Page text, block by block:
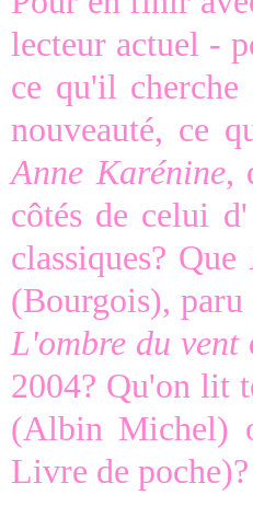
lecteur actuel -
ce qu'il cherche
nouveauté, ce
Anne Karénine,
côtés de celui d'
classiques? Que
(Bourgois),
L'ombre du vent
2004? Qu'on lit
(Albin Michel)
Livre de poche)?